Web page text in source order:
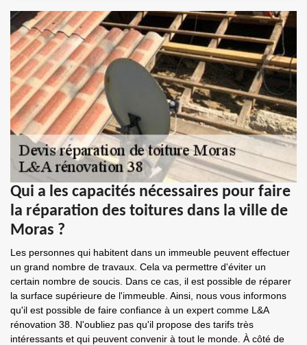
Qui a les capacités nécessaires pour faire
la réparation des toitures dans la ville de
Moras ?
Les personnes qui habitent dans un immeuble peuvent effectuer
un grand nombre de travaux. Cela va permettre d'éviter un
certain nombre de soucis. Dans ce cas, il est possible de réparer
la surface supérieure de l'immeuble. Ainsi, nous vous informons
qu'il est possible de faire confiance à un expert comme L&A
rénovation 38. N'oubliez pas qu'il propose des tarifs très
intéressants et qui peuvent convenir à tout le monde. À côté de